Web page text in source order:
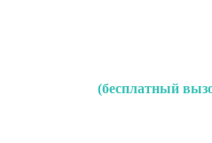
(бесплатный